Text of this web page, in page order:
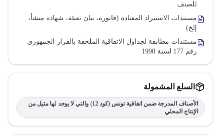
للصنف
مستندات الاستيراد المعتادة (فاتورة، بيان تعبئة، شهادة منشأ،
إلخ)
مستندات مطابقة لجداول الاتفاقية الملحقة بالقرار الجمهوري
رقم 177 لسنة 1990
السلع المشمولة
الأصناف المدرجة ضمن اتفاقية تونس (كود 12) والتي لا يوجد لها مثيل من
الإنتاج المحلي